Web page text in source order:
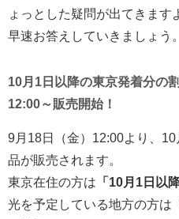
ょっとした疑問が出てきます
早速お答えしていきましょう。
10月1日以降の東京発着分の
12:00～販売開始！
9月18日（金）12:00より、
品が販売されます。
東京在住の方は 「10月1日以
光を予定している地方の方は